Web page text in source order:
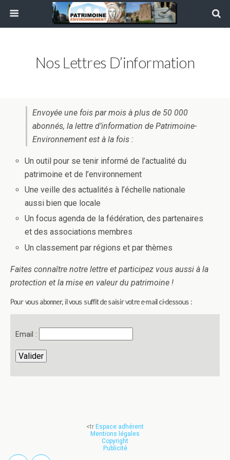
Nos Lettres D’information
Envoyée une fois par mois à plus de 50 000
abonnés, la lettre d’information de Patrimoine-
Environnement est à la fois :
Un outil pour se tenir informé de l’actualité du
patrimoine et de l’environnement
Une veille des actualités à l’échelle nationale
aussi bien que locale
Un focus agenda de la fédération, des partenaires
et des associations membres
Un classement par régions et par thèmes
Faites connaître notre lettre et participez vous aussi à la
protection et la mise en valeur du patrimoine !
Pour vous abonner, il vous suffit de saisir votre e-mail ci-dessous :
Email :
<tr Espace adhérent
Mentions légales
Copyright
Publicité